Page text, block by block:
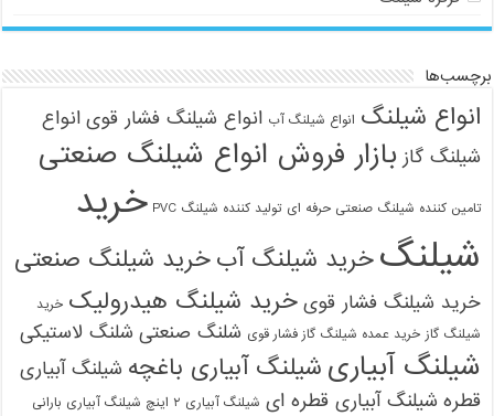
برچسب‌ها
انواع شیلنگ انواع شیلنگ آب انواع شیلنگ فشار قوی انواع
شیلنگ گاز بازار فروش انواع شیلنگ صنعتی
تامین کننده شیلنگ صنعتی حرفه ای تولید کننده شیلنگ PVC
خرید
شیلنگخرید شیلنگ آبخرید شیلنگ صنعتی
خرید شیلنگ فشار قوی خرید شیلنگ هیدرولیک خرید
شیلنگ گاز خرید عمده شیلنگ گاز فشار قوی شلنگ صنعتی شلنگ لاستیکی
شیلنگ آبیاری شیلنگ آبیاری باغچه شیلنگ آبیاری
قطره شیلنگ آبیاری قطره ای شیلنگ آبیاری ۲ اینچ شیلنگ آبیاری بارانی